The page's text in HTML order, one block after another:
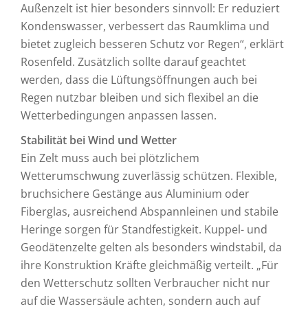
Außenzelt ist hier besonders sinnvoll: Er reduziert
Kondenswasser, verbessert das Raumklima und
bietet zugleich besseren Schutz vor Regen“, erklärt
Rosenfeld. Zusätzlich sollte darauf geachtet
werden, dass die Lüftungsöffnungen auch bei
Regen nutzbar bleiben und sich flexibel an die
Wetterbedingungen anpassen lassen.
Stabilität bei Wind und Wetter
Ein Zelt muss auch bei plötzlichem
Wetterumschwung zuverlässig schützen. Flexible,
bruchsichere Gestänge aus Aluminium oder
Fiberglas, ausreichend Abspannleinen und stabile
Heringe sorgen für Standfestigkeit. Kuppel- und
Geodätenzelte gelten als besonders windstabil, da
ihre Konstruktion Kräfte gleichmäßig verteilt. „Für
den Wetterschutz sollten Verbraucher nicht nur
auf die Wassersäule achten, sondern auch auf